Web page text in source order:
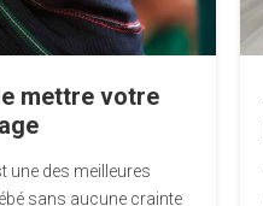
mettre votre
une des meilleures
sans aucune crainte